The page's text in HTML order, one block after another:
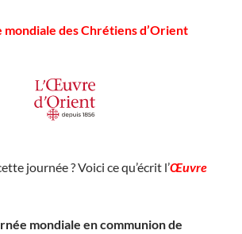
mondiale des Chrétiens d’Orient
journée ? Voici ce qu’écrit l’Œuvre
mondiale en communion de